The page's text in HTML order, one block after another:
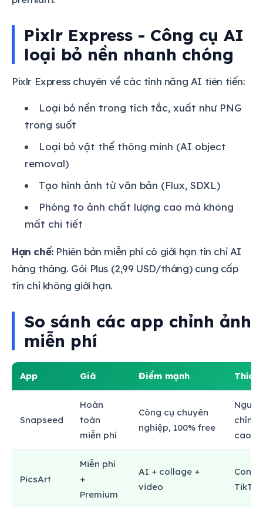
Pixlr Express - Công cụ AI
loại bỏ nền nhanh chóng
Pixlr Express chuyên về các tính năng AI tiên tiến:
Loại bỏ nền trong tích tắc, xuất như PNG
trong suốt
Loại bỏ vật thể thông minh (AI object
removal)
Tạo hình ảnh từ văn bản (Flux, SDXL)
Phóng to ảnh chất lượng cao mà không
mất chi tiết
Hạn chế:Phiên bản miễn phí có giới hạn tín chỉ AI
hàng tháng. Gói Plus (2,99 USD/tháng) cung cấp
tín chỉ không giới hạn.
So sánh các app chỉnh ảnh
miễn phí
App Giá Điểm mạnh Thích
Snapseed
Hoàn
toàn
miễn phí
Công cụ chuyên
nghiệp, 100% free
Người
chỉnh
cao
PicsArt
Miễn phí
+
Premium
AI + collage +
video
TikTok